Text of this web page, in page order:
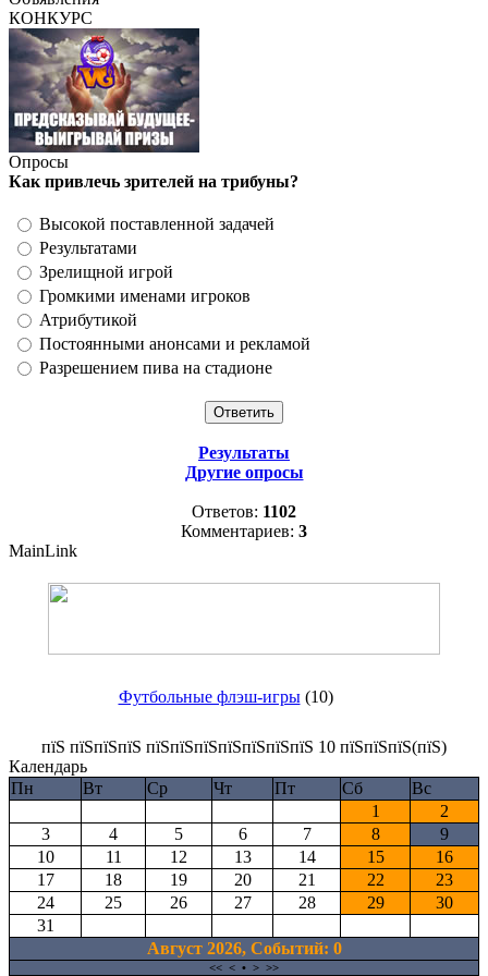
КОНКУРС
Опросы
Как привлечь зрителей на трибуны?
Высокой поставленной задачей
Результатами
Зрелищной игрой
Громкими именами игроков
Атрибутикой
Постоянными анонсами и рекламой
Разрешением пива на стадионе
Результаты
Другие опросы
Ответов: 1102
Комментариев: 3
MainLink
Футбольные флэш-игры(10)
пїЅ пїЅпїЅпїЅ пїЅпїЅпїЅпїЅпїЅпїЅпїЅ 10 пїЅпїЅпїЅ(пїЅ)
Календарь
Пн
Вт Ср Чт Пт Сб
Вс
1
2
3
4 5 6 7 8
9
10
11 12 13 14 15
16
17
18 19 20 21 22
23
24
25 26 27 28 29
30
31
Август 2026, Cобытий: 0
<< < • > >>